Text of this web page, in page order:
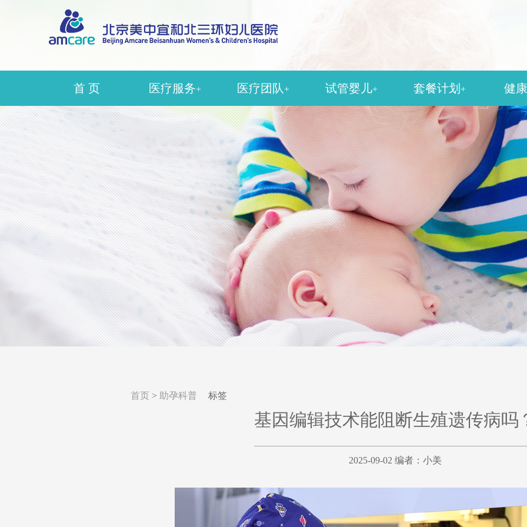
首 页 医疗服务+
辅助生殖
生殖妇科
生殖中医科
医疗团队+
生殖科
产科
妇科
中医科
医疗美容科
麻醉科
超声影像科
护理团队
试管婴儿+
人工授精
男性不育
中医助孕
套餐计划 +
孕检套餐
产检套餐
输卵管造影
健
首页 > 助孕科普 标签
基因编辑技术能阻断生殖遗传病吗
2025-09-02 编者： 小美